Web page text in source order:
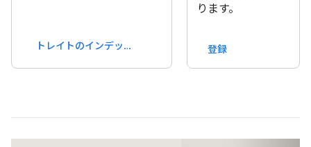
トレイトのインデックス
ります。
登録